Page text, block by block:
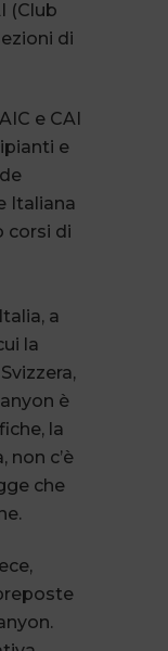
(Club
di
e CAI
e
Italiana
corsi di
a
la
è
la
non c’è
che